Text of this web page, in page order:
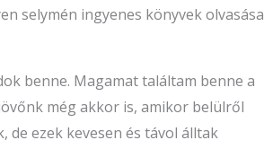
selymén ingyenes könyvek olvasása
benne. Magamat találtam benne a
még akkor is, amikor belülről
ezek kevesen és távol álltak